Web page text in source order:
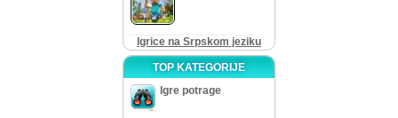
Igrice na Srpskom jeziku
TOP KATEGORIJE
Igre potrage